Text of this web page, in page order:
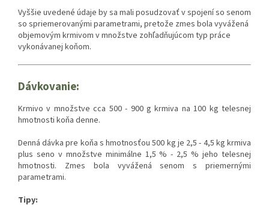
Vyššie uvedené údaje by sa mali posudzovať v spojení so senom
so spriemerovanými parametrami, pretože zmes bola vyvážená
objemovým krmivom v množstve zohľadňujúcom typ práce
vykonávanej koňom.
Dávkovanie:
Krmivo v množstve cca 500 - 900 g krmiva na 100 kg telesnej
hmotnosti koňa denne.
Denná dávka pre koňa s hmotnosťou 500 kg je 2,5 - 4,5 kg krmiva
plus seno v množstve minimálne 1,5 % - 2,5 % jeho telesnej
hmotnosti. Zmes bola vyvážená senom s priemernými
parametrami.
Tipy: